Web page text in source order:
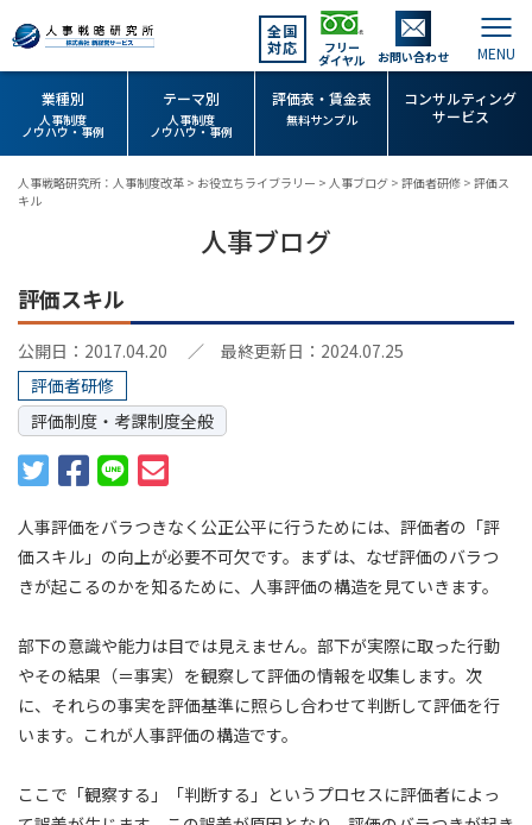
全国
対応
フリー
ダイヤル お問い合わせ
業種別
人事制度
ノウハウ・事例
テーマ別
人事制度
ノウハウ・事例
評価表・賃金表
無料サンプル
コンサルティング
サービス
人事戦略研究所：人事制度改革 > お役立ちライブラリー > 人事ブログ > 評価者研修 > 評価ス
キル
人事ブログ
評価スキル
公開日：2017.04.20
／ 最終更新日：2024.07.25
評価者研修
評価制度・考課制度全般
人事評価をバラつきなく公正公平に行うためには、評価者の「評
価スキル」の向上が必要不可欠です。まずは、なぜ評価のバラつ
きが起こるのかを知るために、人事評価の構造を見ていきます。
部下の意識や能力は目では見えません。部下が実際に取った行動
やその結果（＝事実）を観察して評価の情報を収集します。次
に、それらの事実を評価基準に照らし合わせて判断して評価を行
います。これが人事評価の構造です。
ここで「観察する」「判断する」というプロセスに評価者によっ